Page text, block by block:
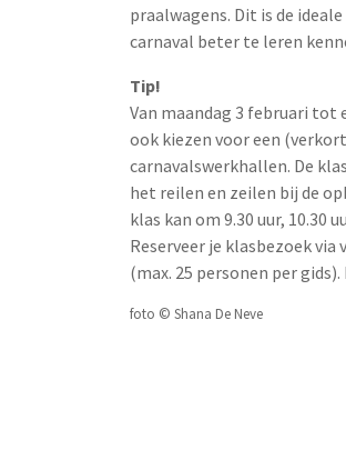
praalwagens. Dit is de
carnaval beter te leren
Tip!
Van maandag 3 februari tot
ook kiezen voor een
carnavalswerkhallen. De
het reilen en zeilen bij de
klas kan om 9.30 uur, 10.30
Reserveer je klasbezoek via
(max. 25 personen per
foto © Shana De Neve